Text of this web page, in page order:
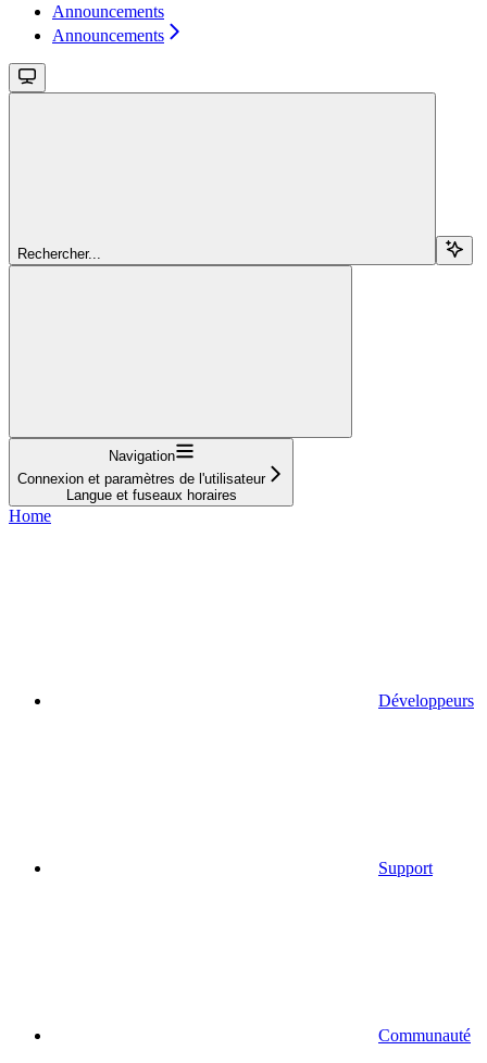
Announcements
Announcements
Rechercher...
Navigation
Connexion et paramètres de l'utilisateur
Langue et fuseaux horaires
Home
Développeurs
Support
Communauté